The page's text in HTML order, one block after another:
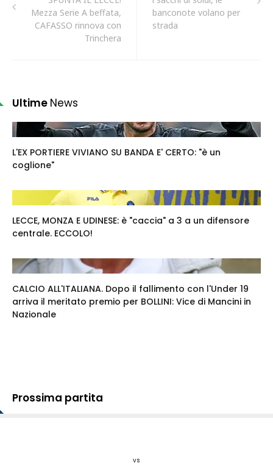
Mezza Serie A beffata,
CAFASSO rinnova con
Trinchera
banconote volano per
strada
Ultime News
L'EX PORTIERE VIVIANO SU BANDA E' CERTO: "è un
coglione"
LECCE, MONZA E UDINESE: è "caccia" a 3 a un difensore
centrale. ECCOLO!
CALCIO ALL'ITALIANA. Dopo il fallimento con l'Under 19
arriva il meritato premio per BOLLINI: Vice di Mancini in
Nazionale
Prossima partita
vs